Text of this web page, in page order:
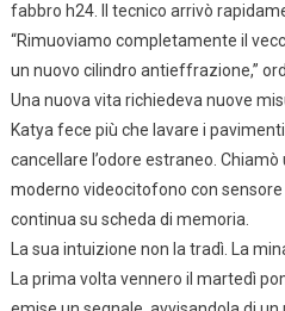
fabbro h24. Il tecnico arrivò
“Rimuoviamo completamente il
un nuovo cilindro antieffrazione,”
Una nuova vita richiedeva nuove
Katya fece più che lavare i
cancellare l’odore estraneo.
moderno videocitofono con
continua su scheda di memoria.
La sua intuizione non la tradì. La
La prima volta vennero il martedì